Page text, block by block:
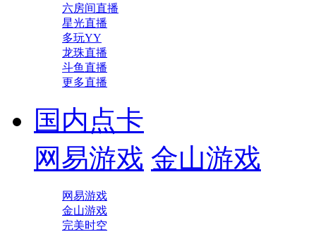
六房间直播
星光直播
多玩YY
龙珠直播
斗鱼直播
更多直播
国内点卡
网易游戏 金山游戏
网易游戏
金山游戏
完美时空